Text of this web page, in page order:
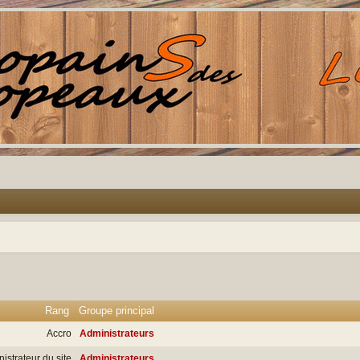
Rang Groupe principal
Accro Administrateurs